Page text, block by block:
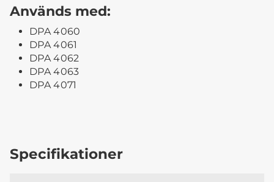
Används med:
DPA 4060
DPA 4061
DPA 4062
DPA 4063
DPA 4071
Specifikationer